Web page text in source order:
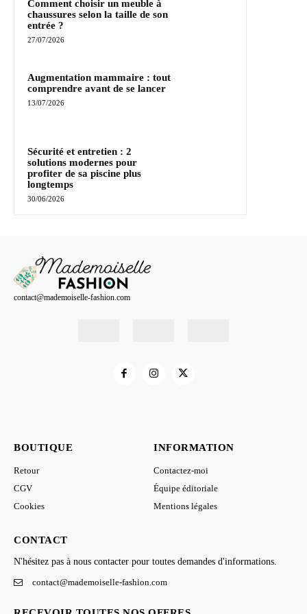
Comment choisir un meuble à
chaussures selon la taille de son
entrée ?
27/07/2026
Augmentation mammaire : tout
comprendre avant de se lancer
13/07/2026
Sécurité et entretien : 2
solutions modernes pour
profiter de sa piscine plus
longtemps
30/06/2026
contact@mademoiselle-fashion.com
BOUTIQUE
Retour
CGV
Cookies
INFORMATION
Contactez-moi
Équipe éditoriale
Mentions légales
CONTACT
N'hésitez pas à nous contacter pour toutes demandes d'informations.
contact@mademoiselle-fashion.com